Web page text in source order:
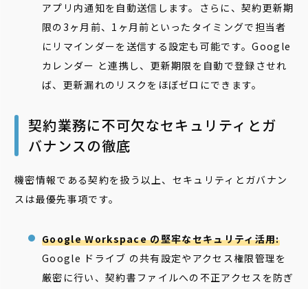
アプリ内通知を自動送信します。さらに、契約更新期
限の3ヶ月前、1ヶ月前といったタイミングで担当者
にリマインダーを送信する設定も可能です。Google
カレンダー と連携し、更新期限を自動で登録させれ
ば、更新漏れのリスクをほぼゼロにできます。
契約業務に不可欠なセキュリティとガ
バナンスの徹底
機密情報である契約を扱う以上、セキュリティとガバナン
スは最優先事項です。
Google Workspace の堅牢なセキュリティ活用:
Google ドライブ の共有設定やアクセス権限管理を
厳密に行い、契約書ファイルへの不正アクセスを防ぎ